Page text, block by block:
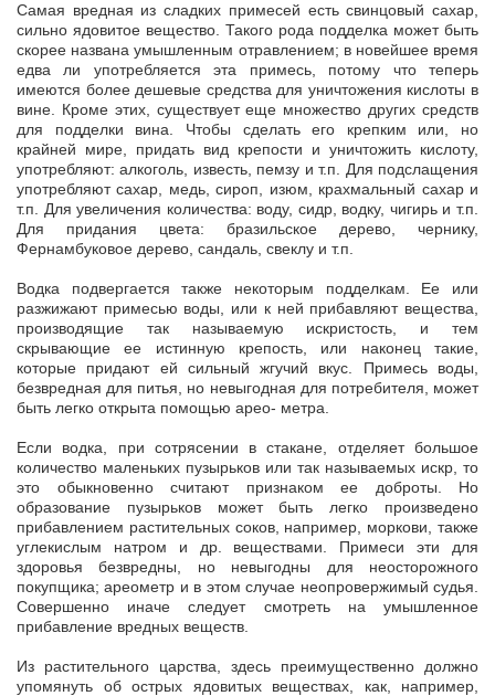
Самая вредная из сладких примесей есть свинцовый сахар,
сильно ядовитое вещество. Такого рода подделка может быть
скорее названа умышленным отравлением; в новейшее время
едва ли употребляется эта примесь, потому что теперь
имеются более дешевые средства для уничтожения кислоты в
вине. Кроме этих, существует еще множество других средств
для подделки вина. Чтобы сделать его крепким или, но
крайней мире, придать вид крепости и уничтожить кислоту,
употребляют: алкоголь, известь, пемзу и т.п. Для подслащения
употребляют сахар, медь, сироп, изюм, крахмальный сахар и
т.п. Для увеличения количества: воду, сидр, водку, чигирь и т.п.
Для придания цвета: бразильское дерево, чернику,
Фернамбуковое дерево, сандаль, свеклу и т.п.
Водка подвергается также некоторым подделкам. Ее или
разжижают примесью воды, или к ней прибавляют вещества,
производящие так называемую искристость, и тем
скрывающие ее истинную крепость, или наконец такие,
которые придают ей сильный жгучий вкус. Примесь воды,
безвредная для питья, но невыгодная для потребителя, может
быть легко открыта помощью арео- метра.
Если водка, при сотрясении в стакане, отделяет большое
количество маленьких пузырьков или так называемых искр, то
это обыкновенно считают признаком ее доброты. Но
образование пузырьков может быть легко произведено
прибавлением растительных соков, например, моркови, также
углекислым натром и др. веществами. Примеси эти для
здоровья безвредны, но невыгодны для неосторожного
покупщика; ареометр и в этом случае неопровержимый судья.
Совершенно иначе следует смотреть на умышленное
прибавление вредных веществ.
Из растительного царства, здесь преимущественно должно
упомянуть об острых ядовитых веществах, как, например,